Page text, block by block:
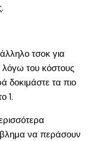
τσοκ για
λόγω του κόστους
δοκιμάστε τα πιο
1.
να περάσουν